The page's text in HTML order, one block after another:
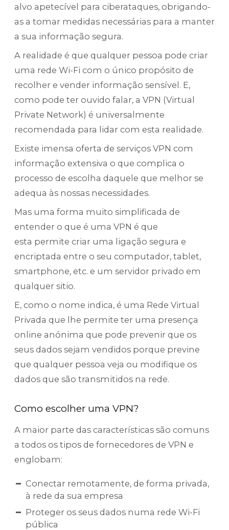
alvo apetecível para ciberataques, obrigando-
as a tomar medidas necessárias para a manter
a sua informação segura.
A realidade é que qualquer pessoa pode criar
uma rede Wi-Fi com o único propósito de
recolher e vender informação sensível. E,
como pode ter ouvido falar, a VPN (Virtual
Private Network) é universalmente
recomendada para lidar com esta realidade.
Existe imensa oferta de serviços VPN com
informação extensiva o que complica o
processo de escolha daquele que melhor se
adequa às nossas necessidades.
Mas uma forma muito simplificada de
entender o que é uma VPN é que
esta permite criar uma ligação segura e
encriptada entre o seu computador, tablet,
smartphone, etc. e um servidor privado em
qualquer sitio.
E, como o nome indica, é uma Rede Virtual
Privada que lhe permite ter uma presença
online anónima que pode prevenir que os
seus dados sejam vendidos porque previne
que qualquer pessoa veja ou modifique os
dados que são transmitidos na rede.
Como escolher uma VPN?
A maior parte das características são comuns
a todos os tipos de fornecedores de VPN e
englobam:
Conectar remotamente, de forma privada,
à rede da sua empresa
Proteger os seus dados numa rede Wi-Fi
pública